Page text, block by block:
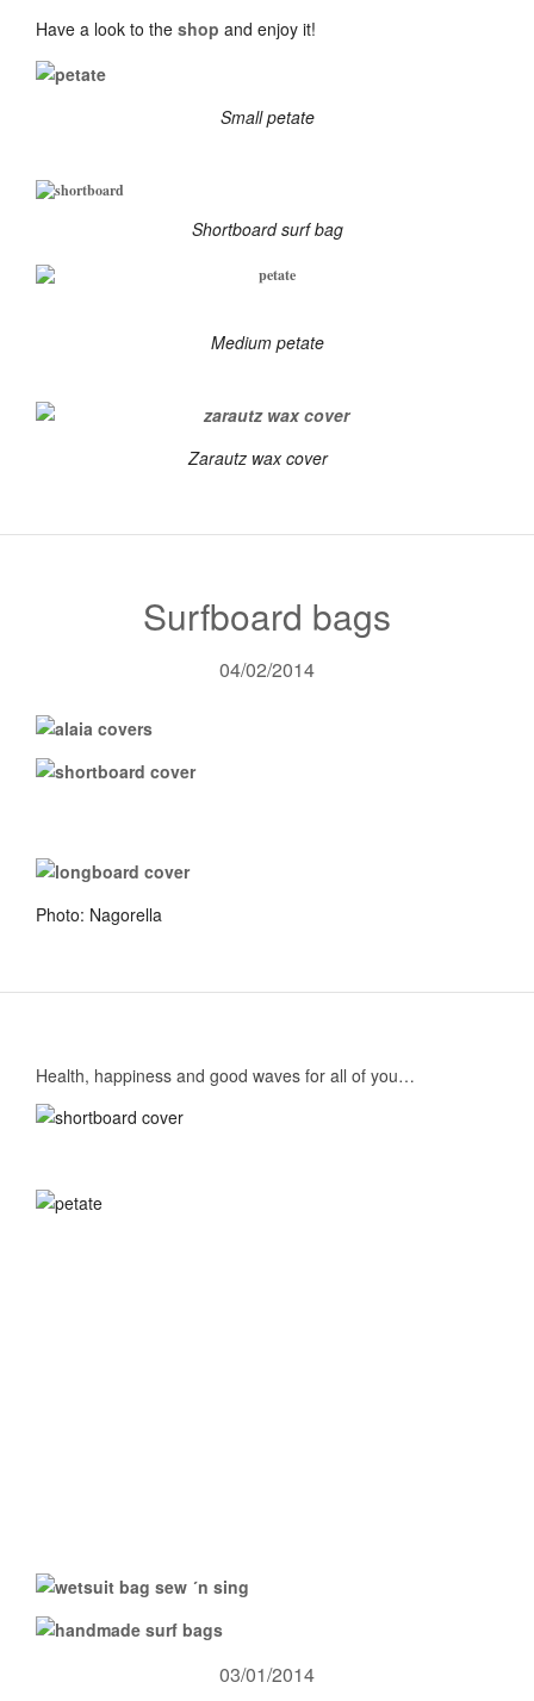
Have a look to the shop and enjoy it!
Small petate
Shortboard surf bag
Medium petate
Zarautz wax cover
Surfboard bags
04/02/2014
Photo: Nagorella
Health, happiness and good waves for all of you…
03/01/2014